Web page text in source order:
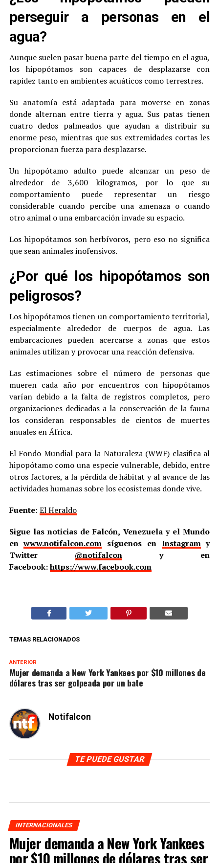
perseguir a personas en el
agua?
Aunque suelen pasar buena parte del tiempo en el agua,
los hipopótamos son capaces de desplazarse con
rapidez tanto en ambientes acuáticos como terrestres.
Su anatomía está adaptada para moverse en zonas
donde alternan entre tierra y agua. Sus patas tienen
cuatro dedos palmeados que ayudan a distribuir su
enorme peso, mientras que sus extremidades cortas les
proporcionan fuerza para desplazarse.
Un hipopótamo adulto puede alcanzar un peso de
alrededor de 3,600 kilogramos, por lo que su
comportamiento puede representar un riesgo
considerable cuando percibe una amenaza o cuando
otro animal o una embarcación invade su espacio.
Los hipopótamos son herbívoros, pero eso no significa
que sean animales inofensivos.
¿Por qué los hipopótamos son
peligrosos?
Los hipopótamos tienen un comportamiento territorial,
especialmente alrededor de cuerpos de agua. Las
embarcaciones pueden acercarse a zonas que estos
animales utilizan y provocar una reacción defensiva.
Las estimaciones sobre el número de personas que
mueren cada año por encuentros con hipopótamos
varían debido a la falta de registros completos, pero
organizaciones dedicadas a la conservación de la fauna
los consideran responsables de cientos de muertes
anuales en África.
El Fondo Mundial para la Naturaleza (WWF) clasifica al
hipopótamo como una especie vulnerable, debido, entre
otros factores, a la pérdida de hábitat y al avance de las
actividades humanas sobre los ecosistemas donde vive.
Fuente: El Heraldo
Sigue las noticias de Falcón, Venezuela y el Mundo
enwww.notifalcon.com síguenos en Instagramy
Twitter @notifalcony en
Facebook:https://www.facebook.com
TEMAS RELACIONADOS
ANTERIOR
Mujer demanda a New York Yankees por $10 millones de
dólares tras ser golpeada por un bate
Notifalcon
TE PUEDE GUSTAR
INTERNACIONALES
Mujer demanda a New York Yankees
por $10 millones de dólares tras ser